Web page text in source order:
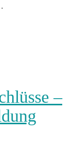
–